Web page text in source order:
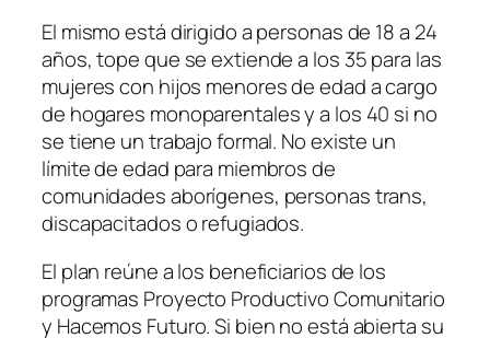
El mismo está dirigido a personas de 18 a 24
años, tope que se extiende a los 35 para las
mujeres con hijos menores de edad a cargo
de hogares monoparentales y a los 40 si no
se tiene un trabajo formal. No existe un
límite de edad para miembros de
comunidades aborígenes, personas trans,
discapacitados o refugiados.
El plan reúne a los beneficiarios de los
programas Proyecto Productivo Comunitario
y Hacemos Futuro. Si bien no está abierta su